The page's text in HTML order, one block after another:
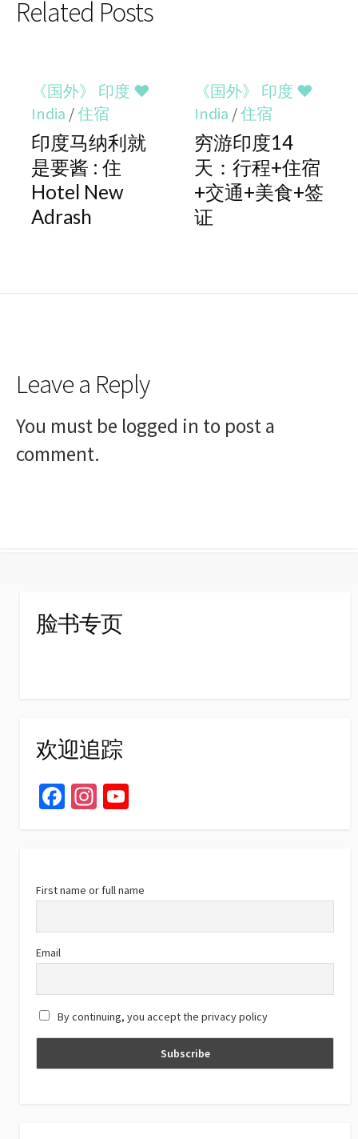
Related Posts
《国外》 印度 ♥
India /住宿
印度马纳利就
是要酱 : 住
Hotel New
Adrash
《国外》 印度 ♥
India /住宿
穷游印度14
天：行程+住宿
+交通+美食+签
证
Leave a Reply
You must be logged in to post a
comment.
脸书专页
欢迎追踪
Fa
o
k
In
m b
e
a
n
el
First name or full name
Email
By continuing, you accept the privacy policy